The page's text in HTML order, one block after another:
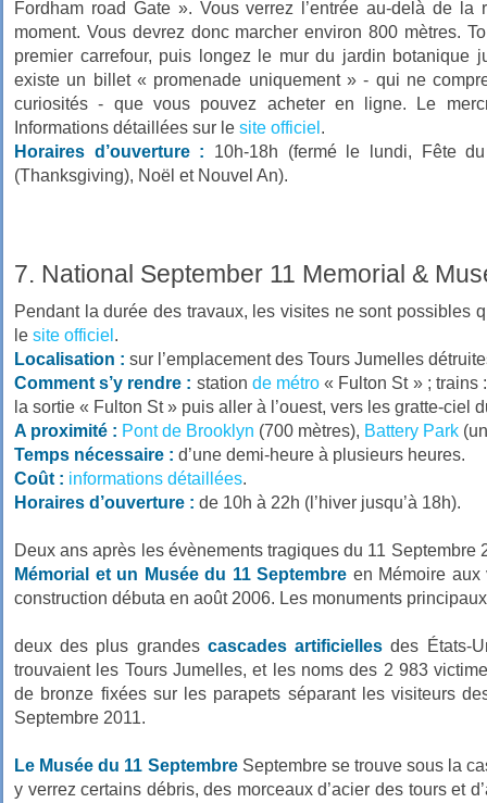
Fordham road Gate ». Vous verrez l’entrée au-delà de
moment. Vous devrez donc marcher environ 800 mètres.
premier carrefour, puis longez le mur du jardin botanique
existe un billet « promenade uniquement » - qui ne
curiosités - que vous pouvez acheter en ligne. Le
Informations détaillées sur le site officiel .
Horaires d’ouverture : 10h-18h (fermé le lundi, Fête
(Thanksgiving), Noël et Nouvel An).
7. National September 11 Memorial &
Pendant la durée des travaux, les visites ne sont possibles
le site officiel .
Localisation : sur l’emplacement des Tours Jumelles
Comment s’y rendre : station de métro« Fulton St » ; trains
la sortie « Fulton St » puis aller à l’ouest, vers les gratte-ciel
A proximité : Pont de Brooklyn (700 mètres), Battery Park
Temps nécessaire : d’une demi-heure à plusieurs heures.
Coût : informations détaillées.
Horaires d’ouverture : de 10h à 22h (l’hiver jusqu’à 18h).
Deux ans après les évènements tragiques du 11 Septembre
Mémorial et un Musée du 11 Septembre en Mémoire aux
construction débuta en août 2006. Les monuments
deux des plus grandes cascades artificielles des États-
trouvaient les Tours Jumelles, et les noms des 2 983
de bronze fixées sur les parapets séparant les visiteurs
Septembre 2011.
Le Musée du 11 SeptembreSeptembre se trouve sous la
y verrez certains débris, des morceaux d’acier des tours et